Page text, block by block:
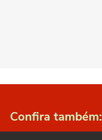
Confira também: